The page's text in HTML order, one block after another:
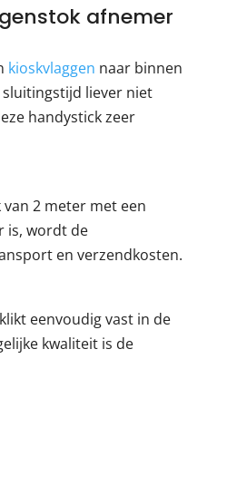
afnemer
kioskvlaggen naar binnen
liever niet
handystick zeer
2 meter met een
is, wordt de
en verzendkosten.
eenvoudig vast in de
kwaliteit is de